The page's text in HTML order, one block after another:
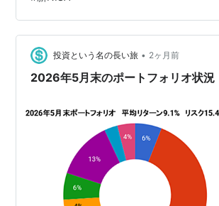
は、一切ありません。これもFIRE生活の
です。 どうせなら可能な限り、多くの試
い、DAZNに加入しました。ワールドカ
解約するつもりですが、現地観戦する諸費
代、ホテル代、飛行機代）と比べたら安い
投資という名の長い旅 • 2ヶ月前
2026年5月末のポートフォリオ状況